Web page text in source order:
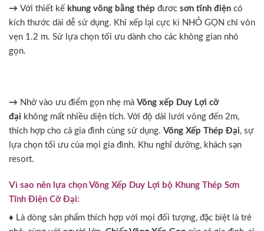
→ Với thiết kế khung võng bằng thép đươc sơn tĩnh điện có
kích thước dài dễ sử dụng. Khi xếp lại cực kì NHỎ GỌN chỉ vỏn
vẹn 1.2 m. Sử lựa chọn tối ưu dành cho các không gian nhỏ
gọn.
→ Nhờ vào ưu điểm gọn nhẹ mà Võng xếp Duy Lợi cỡ
đại không mất nhiều diện tích. Với độ dài lưới võng đến 2m,
thích hợp cho cả gia đình cùng sử dụng. Võng Xếp Thép Đại, sự
lựa chọn tối ưu của mọi gia đình. Khu nghĩ dưỡng, khách sạn
resort.
Vì sao nên lựa chọn Võng Xếp Duy Lợi bộ Khung Thép Sơn
Tĩnh Điện Cỡ Đại:
♦ Là dòng sản phẩm thích hợp với mọi đối tượng, đặc biệt là trẻ